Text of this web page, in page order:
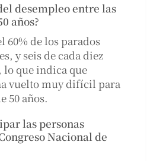
desempleo entre las
años?
60% de los parados
y seis de cada diez
lo que indica que
vuelto muy difícil para
50 años.
las personas
Nacional de